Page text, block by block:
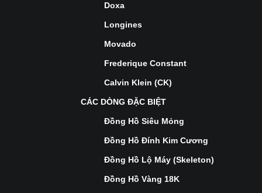
Doxa
Longines
Movado
Frederique Constant
Calvin Klein (CK)
CÁC DÒNG ĐẶC BIỆT
Đồng Hồ Siêu Mỏng
Đồng Hồ Đính Kim Cương
Đồng Hồ Lộ Máy (Skeleton)
Đồng Hồ Vàng 18K